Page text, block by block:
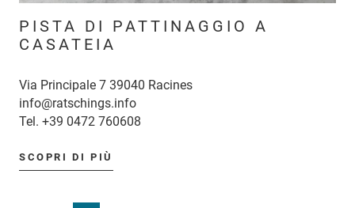
PISTA DI PATTINAGGIO A
CASATEIA
Via Principale 7 39040 Racines
info@ratschings.info
Tel. +39 0472 760608
SCOPRI DI PIÙ